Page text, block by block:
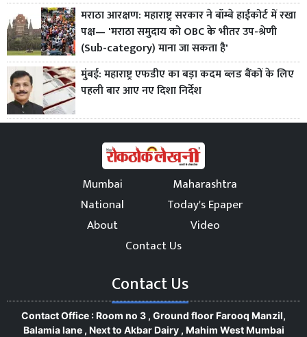
मराठा आरक्षण: महाराष्ट्र सरकार ने बॉम्बे हाईकोर्ट में रखा
पक्ष— 'मराठा समुदाय को OBC के भीतर उप-श्रेणी
(Sub-category) माना जा सकता है'
मुंबई: महाराष्ट्र एफडीए का बड़ा कदम ब्लड बैंकों के लिए
पहली बार आए नए दिशा निर्देश
Mumbai
Maharashtra
National
Today's Epaper
About
Video
Contact Us
Contact Us
Contact Office : Room no 3 , Ground floor Farooq Manzil,
Balamia lane , Next to Akbar Dairy , Mahim West Mumbai